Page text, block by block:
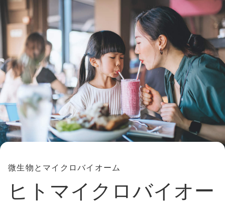
微生物とマイクロバイオーム
ヒトマイクロバイオー